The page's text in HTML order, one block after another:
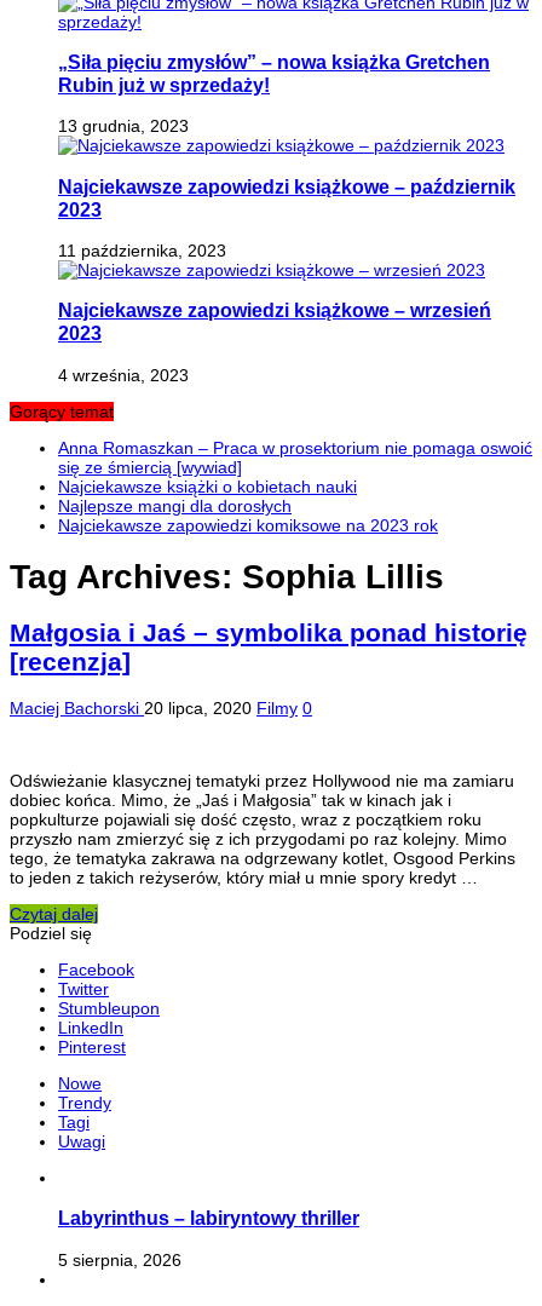
„Siła pięciu zmysłów” – nowa książka Gretchen
Rubin już w sprzedaży!
13 grudnia, 2023
Najciekawsze zapowiedzi książkowe – październik
2023
11 października, 2023
Najciekawsze zapowiedzi książkowe – wrzesień
2023
4 września, 2023
Gorący temat
Anna Romaszkan – Praca w prosektorium nie pomaga oswoić
się ze śmiercią [wywiad]
Najciekawsze książki o kobietach nauki
Najlepsze mangi dla dorosłych
Najciekawsze zapowiedzi komiksowe na 2023 rok
Tag Archives: Sophia Lillis
Małgosia i Jaś – symbolika ponad historię
[recenzja]
Maciej Bachorski 20 lipca, 2020 Filmy 0
Odświeżanie klasycznej tematyki przez Hollywood nie ma zamiaru
dobiec końca. Mimo, że „Jaś i Małgosia” tak w kinach jak i
popkulturze pojawiali się dość często, wraz z początkiem roku
przyszło nam zmierzyć się z ich przygodami po raz kolejny. Mimo
tego, że tematyka zakrawa na odgrzewany kotlet, Osgood Perkins
to jeden z takich reżyserów, który miał u mnie spory kredyt …
Czytaj dalej
Podziel się
Facebook
Twitter
Stumbleupon
LinkedIn
Pinterest
Nowe
Trendy
Tagi
Uwagi
Labyrinthus – labiryntowy thriller
5 sierpnia, 2026